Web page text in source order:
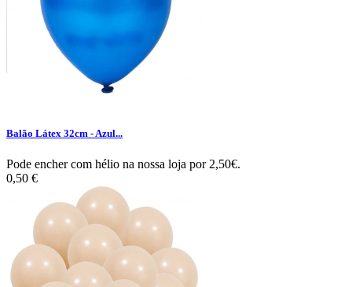
Balão Látex 32cm - Azul...
Pode encher com hélio na nossa loja por 2,50€.
0,50 €